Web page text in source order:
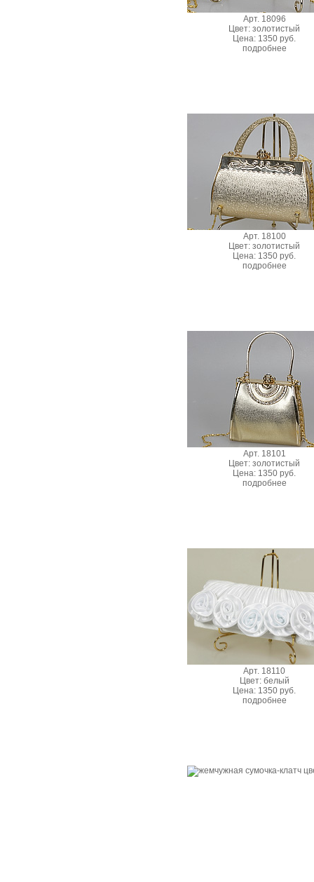
Арт. 18096
Цвет: золотистый
Цена: 1350 руб.
подробнее
Арт. 18100
Цвет: золотистый
Цена: 1350 руб.
подробнее
Арт. 18101
Цвет: золотистый
Цена: 1350 руб.
подробнее
Арт. 18110
Цвет: белый
Цена: 1350 руб.
подробнее